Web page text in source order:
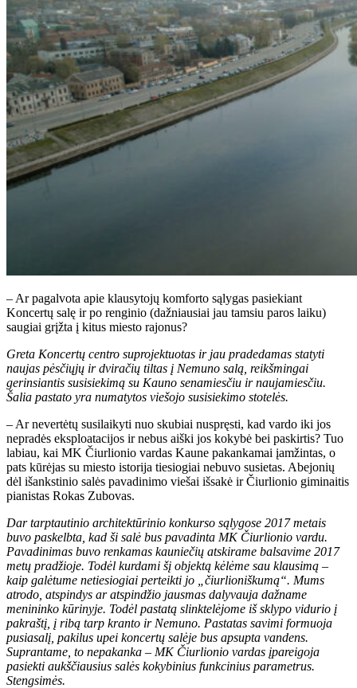
– Ar pagalvota apie klausytojų komforto sąlygas pasiekiant
Koncertų salę ir po renginio (dažniausiai jau tamsiu paros laiku)
saugiai grįžta į kitus miesto rajonus?
Greta Koncertų centro suprojektuotas ir jau pradedamas statyti
naujas pėsčiųjų ir dviračių tiltas į Nemuno salą, reikšmingai
gerinsiantis susisiekimą su Kauno senamiesčiu ir naujamiesčiu.
Šalia pastato yra numatytos viešojo susisiekimo stotelės.
– Ar nevertėtų susilaikyti nuo skubiai nuspręsti, kad vardo iki jos
nepradės eksploatacijos ir nebus aiški jos kokybė bei paskirtis? Tuo
labiau, kai MK Čiurlionio vardas Kaune pakankamai įamžintas, o
pats kūrėjas su miesto istorija tiesiogiai nebuvo susietas. Abejonių
dėl išankstinio salės pavadinimo viešai išsakė ir Čiurlionio giminaitis
pianistas Rokas Zubovas.
Dar tarptautinio architektūrinio konkurso sąlygose 2017 metais
buvo paskelbta, kad ši salė bus pavadinta MK Čiurlionio vardu.
Pavadinimas buvo renkamas kauniečių atskirame balsavime 2017
metų pradžioje. Todėl kurdami šį objektą kėlėme sau klausimą –
kaip galėtume netiesiogiai perteikti jo „čiurlioniškumą“. Mums
atrodo, atspindys ar atspindžio jausmas dalyvauja dažname
menininko kūrinyje. Todėl pastatą slinktelėjome iš sklypo vidurio į
pakraštį, į ribą tarp kranto ir Nemuno. Pastatas savimi formuoja
pusiasalį, pakilus upei koncertų salėje bus apsupta vandens.
Suprantame, to nepakanka – MK Čiurlionio vardas įpareigoja
pasiekti aukščiausius salės kokybinius funkcinius parametrus.
Stengsimės.